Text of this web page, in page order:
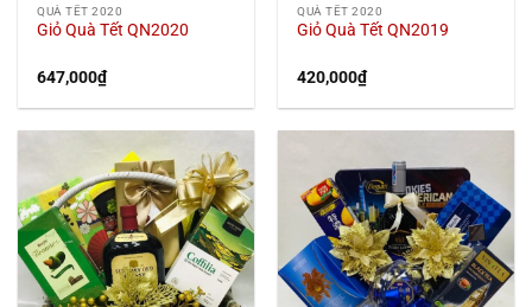
QUÀ TẾT 2020
Giỏ Quà Tết QN2020
647,000₫
QUÀ TẾT 2020
Giỏ Quà Tết QN2019
420,000₫